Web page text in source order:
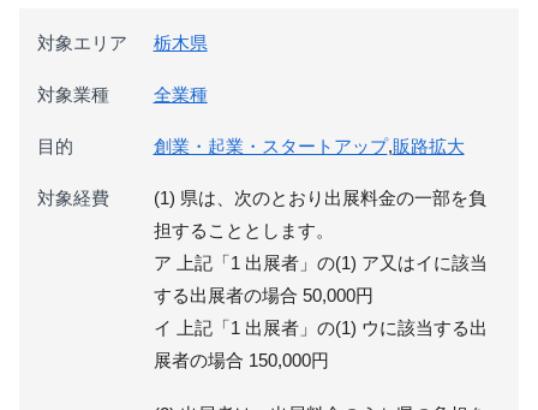
対象エリア 栃木県
対象業種 全業種
目的 創業・起業・スタートアップ,販路拡大
対象経費
(1) 県は、次のとおり出展料金の一部を負
担することとします。
ア 上記「1 出展者」の(1) ア又はイに該当
する出展者の場合 50,000円
イ 上記「1 出展者」の(1) ウに該当する出
展者の場合 150,000円